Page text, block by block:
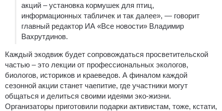
акций – установка кормушек для птиц,
информационных табличек и так далее», — говорит
главный редактор ИА «Все новости» Владимир
Вахрутдинов.
Каждый экодвиж будет сопровождаться просветительской
частью – это лекции от профессиональных экологов,
биологов, историков и краеведов. А финалом каждой
сезонной акции станет чаепитие, где участники могут
общаться и делиться своими идеями эко-жизни.
Организаторы приготовили подарки активистам, тоже, кстати,